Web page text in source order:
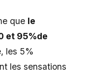
que le
et 95%de
les 5%
les sensations